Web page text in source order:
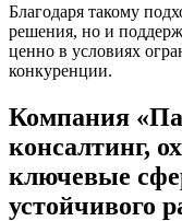
Благодаря такому
решения, но и
ценно в условиях
конкуренции.
Компания
консалтинг,
ключевые
устойчивого